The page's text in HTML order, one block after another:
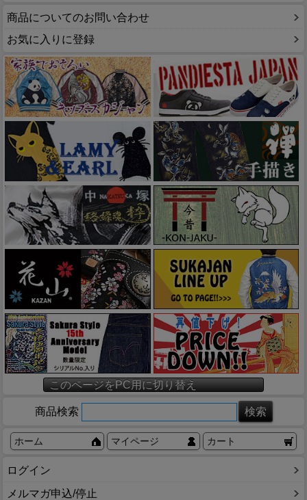
商品についてのお問い合わせ
お気に入りに登録
このページをPC用に切り替え
商品検索
ホーム マイページ カート
ログイン
メルマガ申込/停止